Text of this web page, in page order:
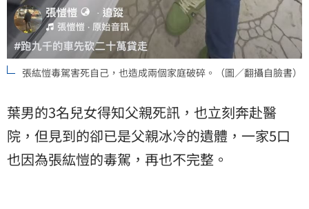
張紘愷毒駕害死自己，也造成兩個家庭破碎。（圖／翻攝自臉書）
葉男的3名兒女得知父親死訊，也立刻奔赴醫
院，但見到的卻已是父親冰冷的遺體，一家5口
也因為張紘愷的毒駕，再也不完整。